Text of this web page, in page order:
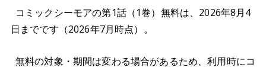
コミックシーモアの第1話（1巻）無料は、2026年8月4
日までです（2026年7月時点）。
無料の対象・期間は変わる場合があるため、利用時にコ